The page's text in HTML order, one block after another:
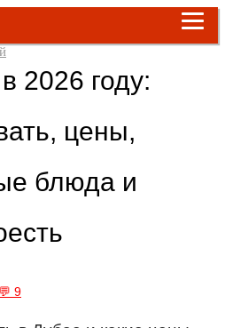
2026 году:
цены,
блюда и
💬 9